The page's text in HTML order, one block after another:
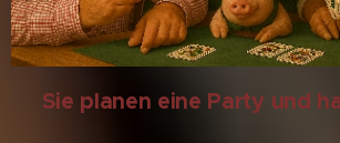
Sie planen eine Party und